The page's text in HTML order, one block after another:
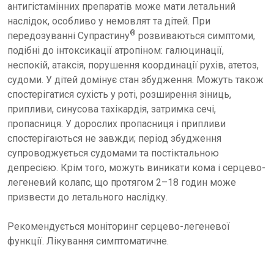
антигістамінних препаратів може мати летальний
наслідок, особливо у немовлят та дітей. При
передозуванні Супрастину® розвиваються симптоми,
подібні до інтоксикації атропіном: галюцинації,
неспокій, атаксія, порушення координації рухів, атетоз,
судоми. У дітей домінує стан збудження. Можуть також
спостерігатися сухість у роті, розширення зіниць,
припливи, синусова тахікардія, затримка сечі,
пропасниця. У дорослих пропасниця і припливи
спостерігаються не завжди; період збудження
супроводжується судомами та постіктальною
депресією. Крім того, можуть виникати кома і серцево-
легеневий колапс, що протягом 2–18 годин може
призвести до летального наслідку.
Рекомендується моніторинг серцево-легеневої
функції. Лікування симптоматичне.